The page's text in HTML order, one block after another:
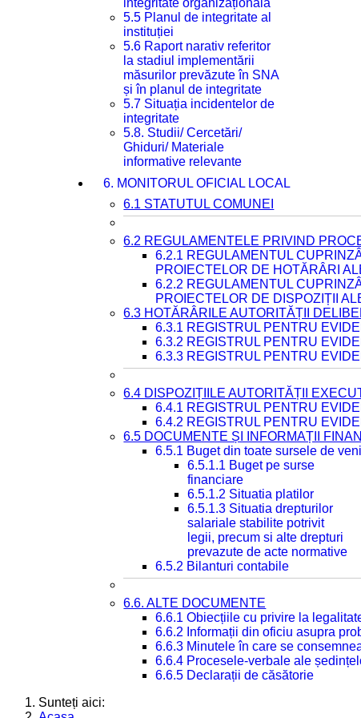
integritate organizațională
5.5 Planul de integritate al
instituției
5.6 Raport narativ referitor
la stadiul implementării
măsurilor prevăzute în SNA
și în planul de integritate
5.7 Situația incidentelor de
integritate
5.8. Studii/ Cercetări/
Ghiduri/ Materiale
informative relevante
6. MONITORUL OFICIAL LOCAL
6.1 STATUTUL COMUNEI
6.2 REGULAMENTELE PRIVIND
6.2.1 REGULAMENTUL
PROIECTELOR DE HOTĂRÂRI
6.2.2 REGULAMENTUL
PROIECTELOR DE DISPOZIȚII
6.3 HOTĂRÂRILE AUTORITĂȚII
6.3.1 REGISTRUL PENTRU
6.3.2 REGISTRUL PENTRU
6.3.3 REGISTRUL PENTRU
6.4 DISPOZIȚIILE AUTORITĂȚII
6.4.1 REGISTRUL PENTRU
6.4.2 REGISTRUL PENTRU
6.5 DOCUMENTE ȘI INFORMAȚII
6.5.1 Buget din toate sursele de
6.5.1.1 Buget pe surse
financiare
6.5.1.2 Situatia platilor
6.5.1.3 Situatia drepturilor
salariale stabilite potrivit
legii, precum si alte drepturi
prevazute de acte normative
6.5.2 Bilanturi contabile
6.6. ALTE DOCUMENTE
6.6.1 Obiecțiile cu privire la
6.6.2 Informații din oficiu asupra
6.6.3 Minutele în care se
6.6.4 Procesele-verbale ale
6.6.5 Declarații de căsătorie
Sunteți aici: